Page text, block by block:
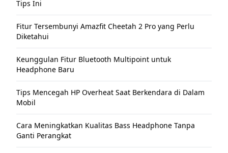
Tips Ini
Fitur Tersembunyi Amazfit Cheetah 2 Pro yang Perlu
Diketahui
Keunggulan Fitur Bluetooth Multipoint untuk
Headphone Baru
Tips Mencegah HP Overheat Saat Berkendara di Dalam
Mobil
Cara Meningkatkan Kualitas Bass Headphone Tanpa
Ganti Perangkat